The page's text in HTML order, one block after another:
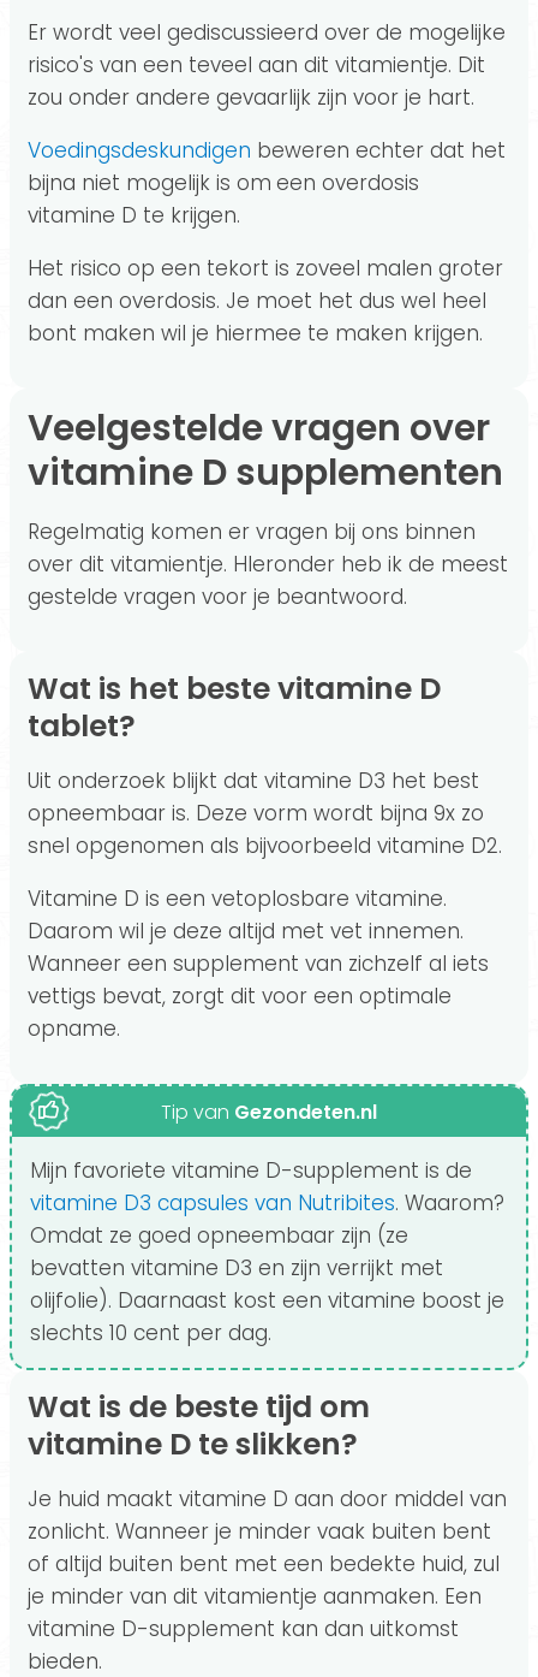
Er wordt veel gediscussieerd over de mogelijke
risico's van een teveel aan dit vitamientje. Dit
zou onder andere gevaarlijk zijn voor je hart.
Voedingsdeskundigen beweren echter dat het
bijna niet mogelijk is om een overdosis
vitamine D te krijgen.
Het risico op een tekort is zoveel malen groter
dan een overdosis. Je moet het dus wel heel
bont maken wil je hiermee te maken krijgen.
Veelgestelde vragen over
vitamine D supplementen
Regelmatig komen er vragen bij ons binnen
over dit vitamientje. HIeronder heb ik de meest
gestelde vragen voor je beantwoord.
Wat is het beste vitamine D
tablet?
Uit onderzoek blijkt dat vitamine D3 het best
opneembaar is. Deze vorm wordt bijna 9x zo
snel opgenomen als bijvoorbeeld vitamine D2.
Vitamine D is een vetoplosbare vitamine.
Daarom wil je deze altijd met vet innemen.
Wanneer een supplement van zichzelf al iets
vettigs bevat, zorgt dit voor een optimale
opname.
Tip van Gezondeten.nl
Mijn favoriete vitamine D-supplement is de
vitamine D3 capsules van Nutribites. Waarom?
Omdat ze goed opneembaar zijn (ze
bevatten vitamine D3 en zijn verrijkt met
olijfolie). Daarnaast kost een vitamine boost je
slechts 10 cent per dag.
Wat is de beste tijd om
vitamine D te slikken?
Je huid maakt vitamine D aan door middel van
zonlicht. Wanneer je minder vaak buiten bent
of altijd buiten bent met een bedekte huid, zul
je minder van dit vitamientje aanmaken. Een
vitamine D-supplement kan dan uitkomst
bieden.